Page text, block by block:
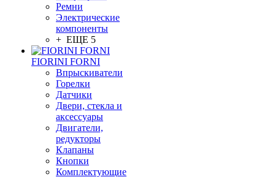
Ремни
Электрические
компоненты
+ ЕЩЕ 5
FIORINI FORNI
Впрыскиватели
Горелки
Датчики
Двери, стекла и
аксессуары
Двигатели,
редукторы
Клапаны
Кнопки
Комплектующие